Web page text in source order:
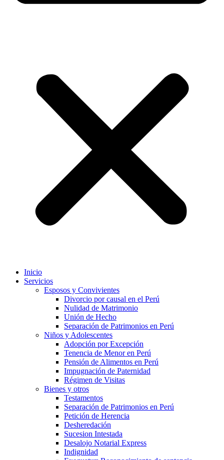
Inicio
Servicios
Esposos y Convivientes
Divorcio por causal en el Perú
Nulidad de Matrimonio
Unión de Hecho
Separación de Patrimonios en Perú
Niños y Adolescentes
Adopción por Excepción
Tenencia de Menor en Perú
Pensión de Alimentos en Perú
Impugnación de Paternidad
Régimen de Visitas
Bienes y otros
Testamentos
Separación de Patrimonios en Perú
Petición de Herencia
Desheredación
Sucesion Intestada
Desalojo Notarial Express
Indignidad